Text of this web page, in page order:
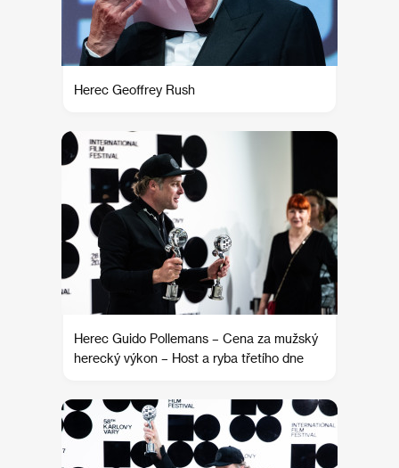
Herec Geoffrey Rush
Herec Guido Pollemans – Cena za mužský
herecký výkon – Host a ryba třetího dne